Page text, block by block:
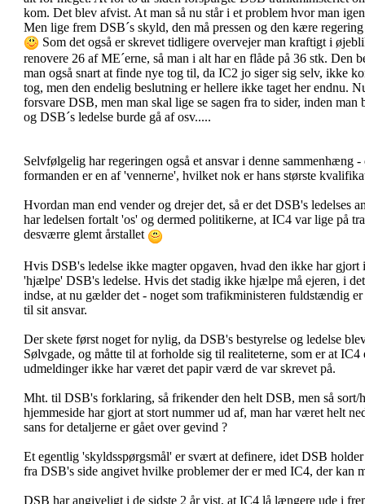
kom. Det blev afvist. At man så nu står i et problem hvor man
Men lige frem DSB´s skyld, den må pressen og den kære
Som det også er skrevet tidligere overvejer man kraftigt i
renovere 26 af ME´erne, så man i alt har en flåde på 36 stk. Den
man også snart at finde nye tog til, da IC2 jo siger sig selv, ikke
tog, men den endelig beslutning er hellere ikke taget her endnu.
forsvare DSB, men man skal lige se sagen fra to sider, inden
og DSB´s ledelse burde gå af osv.....
Selvfølgelig har regeringen også et ansvar i denne sammenhæng
formanden er en af 'vennerne', hvilket nok er hans største
Hvordan man end vender og drejer det, så er det DSB's ledelses
har ledelsen fortalt 'os' og dermed politikerne, at IC4 var lige på
desværre glemt årstallet
Hvis DSB's ledelse ikke magter opgaven, hvad den ikke har
'hjælpe' DSB's ledelse. Hvis det stadig ikke hjælpe må ejeren, i
indse, at nu gælder det - noget som trafikministeren fuldstændig
til sit ansvar.
Der skete først noget for nylig, da DSB's bestyrelse og ledelse
Sølvgade, og måtte til at forholde sig til realiteterne, som er at
udmeldinger ikke har været det papir værd de var skrevet på.
Mht. til DSB's forklaring, så frikender den helt DSB, men så
hjemmeside har gjort at stort nummer ud af, man har været helt
sans for detaljerne er gået over gevind ?
Et egentlig 'skyldsspørgsmål' er svært at definere, idet DSB
fra DSB's side angivet hvilke problemer der er med IC4, der kan
DSB har angiveligt i de sidste 2 år vist, at IC4 lå længere ude i